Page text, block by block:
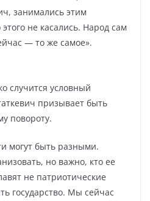
занимались этим
не касались. Народ сам
— то же самое».
случится условный
призывает быть
повороту.
могут быть разными.
но важно, кто ее
не патриотические
государство. Мы сейчас